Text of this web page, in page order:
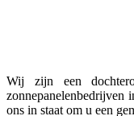
Wij zijn een
zonnepanelenbedrijven
ons in staat om u een